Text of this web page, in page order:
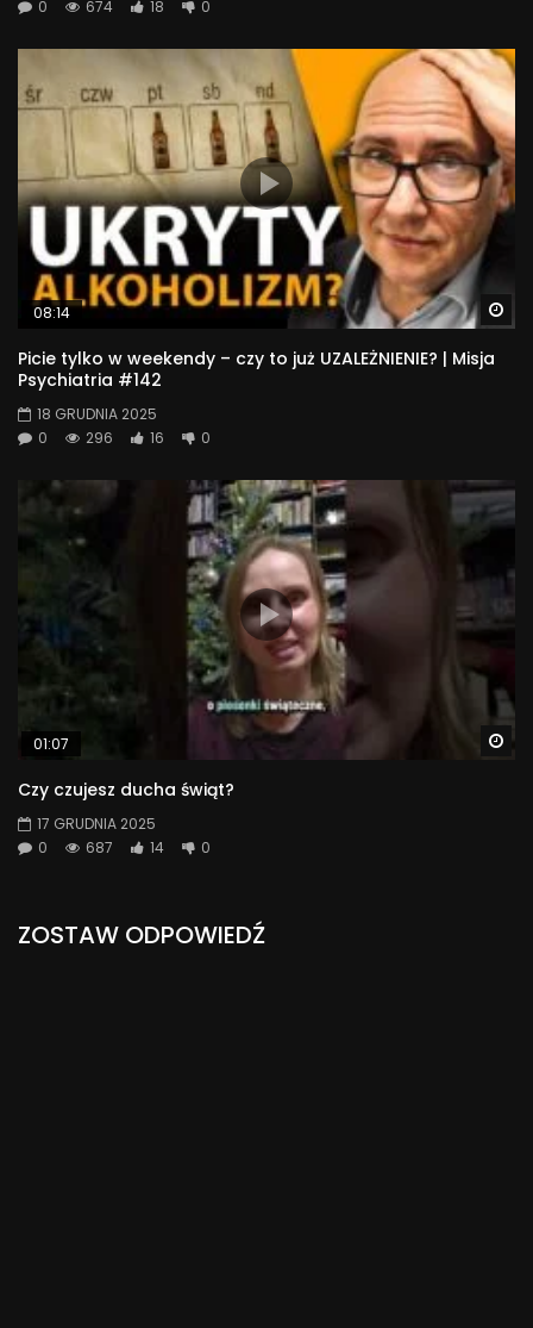
0 674 18 0
08:14
Picie tylko w weekendy – czy to już UZALEŻNIENIE? | Misja
Psychiatria #142
18 GRUDNIA 2025
0
296 16 0
01:07
Czy czujesz ducha świąt?
17 GRUDNIA 2025
0
687 14 0
ZOSTAW ODPOWIEDŹ